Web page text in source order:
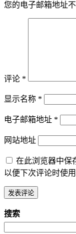
您的电子邮箱地址不
评论 *
显示名称 *
电子邮箱地址 *
网站地址
在此浏览器中保
以便下次评论时使用
搜索